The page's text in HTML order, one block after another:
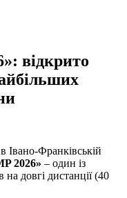
відкрито
Івано-Франківській
2026» – один із
довгі дистанції (40